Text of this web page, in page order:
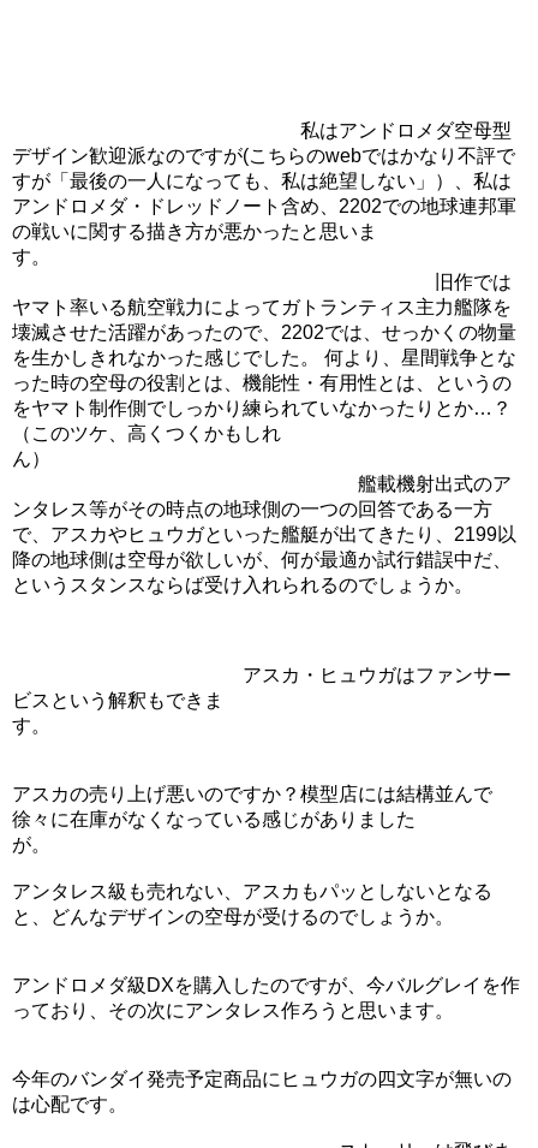
私はアンドロメダ空母型
デザイン歓迎派なのですが(こちらのwebではかなり不評で
すが「最後の一人になっても、私は絶望しない」）、私は
アンドロメダ・ドレッドノート含め、2202での地球連邦軍
の戦いに関する描き方が悪かったと思いま
す。
旧作では
ヤマト率いる航空戦力によってガトランティス主力艦隊を
壊滅させた活躍があったので、2202では、せっかくの物量
を生かしきれなかった感じでした。 何より、星間戦争とな
った時の空母の役割とは、機能性・有用性とは、というの
をヤマト制作側でしっかり練られていなかったりとか…？
（このツケ、高くつくかもしれ
ん）
艦載機射出式のア
ンタレス等がその時点の地球側の一つの回答である一方
で、アスカやヒュウガといった艦艇が出てきたり、2199以
降の地球側は空母が欲しいが、何が最適か試行錯誤中だ、
というスタンスならば受け入れられるのでしょうか。
アスカ・ヒュウガはファンサー
ビスという解釈もできま
す。
アスカの売り上げ悪いのですか？模型店には結構並んで
徐々に在庫がなくなっている感じがありました
が。
アンタレス級も売れない、アスカもパッとしないとなる
と、どんなデザインの空母が受けるのでしょうか。
アンドロメダ級DXを購入したのですが、今バルグレイを作
っており、その次にアンタレス作ろうと思います。
今年のバンダイ発売予定商品にヒュウガの四文字が無いの
は心配です。